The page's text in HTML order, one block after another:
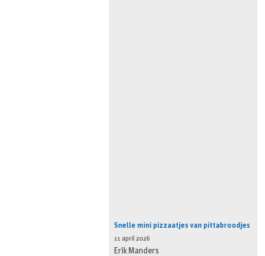
Snelle mini pizzaatjes van pittabroodjes
11 april 2026
Erik Manders